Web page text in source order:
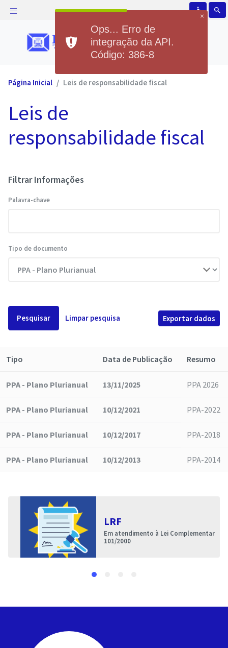
accessible search
Página Inicial Leis de responsabilidade fiscal
Leis de
responsabilidade fiscal
Filtrar Informações
Palavra-chave
Tipo de documento
Pesquisar Limpar pesquisa Exportar dados
Tipo Data de Publicação Resumo
PPA - Plano Plurianual 13/11/2025 PPA 2026
PPA - Plano Plurianual 10/12/2021 PPA-2022
PPA - Plano Plurianual 10/12/2017 PPA-2018
PPA - Plano Plurianual 10/12/2013 PPA-2014
LRF
Em atendimento à Lei Complementar
101/2000
×
Ops... Erro de
integração da API.
Código: 386-8